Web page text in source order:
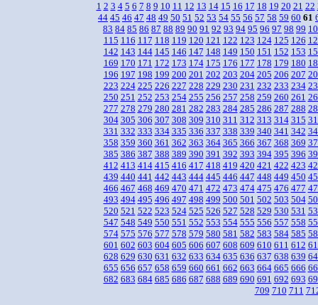
1 2 3 4 5 6 7 8 9 10 11 12 13 14 15 16 17 18 19 20 21 22
44 45 46 47 48 49 50 51 52 53 54 55 56 57 58 59 60 61
83 84 85 86 87 88 89 90 91 92 93 94 95 96 97 98 99
115 116 117 118 119 120 121 122 123 124 125 126
142 143 144 145 146 147 148 149 150 151 152 153
169 170 171 172 173 174 175 176 177 178 179 180
196 197 198 199 200 201 202 203 204 205 206 207
223 224 225 226 227 228 229 230 231 232 233 234
250 251 252 253 254 255 256 257 258 259 260 261
277 278 279 280 281 282 283 284 285 286 287 288
304 305 306 307 308 309 310 311 312 313 314 315
331 332 333 334 335 336 337 338 339 340 341 342
358 359 360 361 362 363 364 365 366 367 368 369
385 386 387 388 389 390 391 392 393 394 395 396
412 413 414 415 416 417 418 419 420 421 422 423
439 440 441 442 443 444 445 446 447 448 449 450
466 467 468 469 470 471 472 473 474 475 476 477
493 494 495 496 497 498 499 500 501 502 503 504
520 521 522 523 524 525 526 527 528 529 530 531
547 548 549 550 551 552 553 554 555 556 557 558
574 575 576 577 578 579 580 581 582 583 584 585
601 602 603 604 605 606 607 608 609 610 611 612
628 629 630 631 632 633 634 635 636 637 638 639
655 656 657 658 659 660 661 662 663 664 665 666
682 683 684 685 686 687 688 689 690 691 692 693
709 710 711